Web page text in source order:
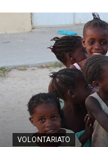
VOLONTARIATO